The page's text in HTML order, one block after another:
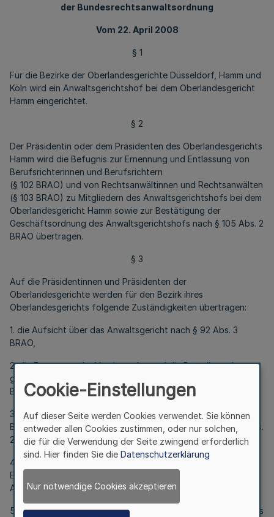
der Bundesrechtsanwaltsordnung
Vom 22. April 2008
§ 1
Für die Bezirke der Oberlandesgerichte Düsseldorf, Hamm und
Köln wird ein Anwaltsgerichtshof bei dem Oberlandesgericht
Hamm eingerichtet.
§ 2
Der Präsidentin oder dem Präsidenten des Oberlandesgerichts
Hamm wird die Befugnis zur Ernennung und Entlassung von
Berufsrichterinnen und Berufsrichtern
(§ 102 BRAO) und von Rechtsanwältinnen und Rechtsanwälten
(§ 103 BRAO) zu Mitgliedern des Anwaltsgerichtshofs bei dem
Oberlandesgericht Hamm sowie zur Bestätigung der
Geschäftsordnung des Anwaltsgerichtshofs nach § 105 Abs. 2
BRAO übertragen.
§ 3
Auf die Präsidentinnen und Präsidenten der
Oberlandesgerichte werden für den Bezirk ihres
Oberlandesgerichts folgende Zuständigkeiten übertragen:
1. die Aufsicht über das Anwaltsgericht nach § 92 Abs. 3
BRAO,
2. die Ernennung der Vorsitzenden und die Bestellung des
geschäftsleitenden Vorsitzenden des Anwaltsgerichts (§ 93
BRAO),
3. die Ernennung der Mitglieder des Anwaltsgerichts und die
Bestimmung der erforderlichen Zahl von Mitgliedern (§ 94 Abs.
2 BRAO),
4. das Antragsrecht nach § 95 Abs. 2 BRAO sowie die
Entlassung eines Mitglieds des Anwaltsgerichts gemäß § 95
Abs. 3 BRAO,
5. die Bestätigung der Geschäftsordnung des Anwaltsgerichts
Cookie-Einstellungen
Auf dieser Seite werden Cookies verwendet. Sie können
entweder allen Cookies zustimmen, oder nur solchen,
die für die Verwendung der Seite zwingend erforderlich
sind. Hier finden Sie die Datenschutzerklärung
Nur notwendige Cookies akzeptieren